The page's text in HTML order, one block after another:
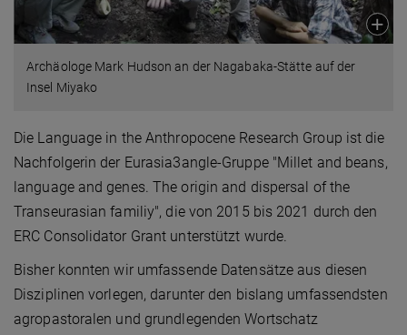
Archäologe Mark Hudson an der Nagabaka-Stätte auf der
Insel Miyako
Die Language in the Anthropocene Research Group ist die
Nachfolgerin der Eurasia3angle-Gruppe "Millet and beans,
language and genes. The origin and dispersal of the
Transeurasian familiy", die von 2015 bis 2021 durch den
ERC Consolidator Grant unterstützt wurde.
Bisher konnten wir umfassende Datensätze aus diesen
Disziplinen vorlegen, darunter den bislang umfassendsten
agropastoralen und grundlegenden Wortschatz